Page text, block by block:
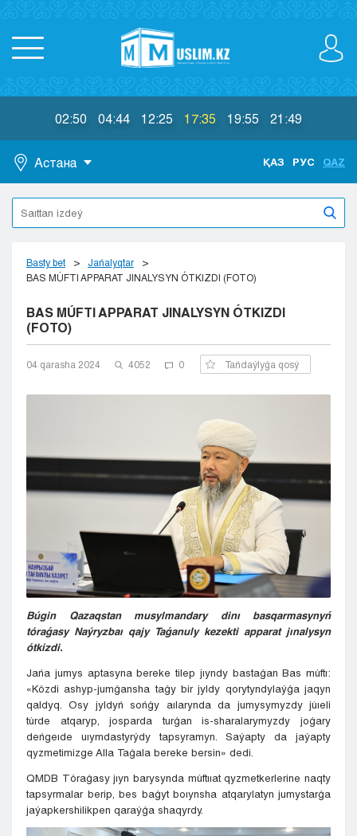
02:50 04:44 12:25 17:35 19:55 21:49
Астана
Astana
Almaty
Aktobe
Atyraý
Karaganda
Kokshetaý
Kyzylorda
Týrkestan
Shymkent
ҚАЗ РУС QAZ
Basty bet
Jańalyqtar
BAS MÚFTI APPARAT JINALYSYN ÓTKIZDI (FOTO)
BAS MÚFTI APPARAT JINALYSYN ÓTKIZDI
(FOTO)
04 qarasha 2024 4052 0 Tańdaýlyǵa qosý
Búgin Qazaqstan musylmandary dinı basqarmasynyń
tóraǵasy Naýryzbaı qajy Taǵanuly kezekti apparat jınalysyn
ótkizdi.
Jańa jumys aptasyna bereke tilep jıyndy bastaǵan Bas múftı:
«Kózdi ashyp-jumǵansha taǵy bir jyldy qorytyndylaýǵa jaqyn
qaldyq. Osy jyldyń sońǵy aılarynda da jumysymyzdy júıeli
túrde atqaryp, josparda turǵan is-sharalarymyzdy joǵary
deńgeıde uıymdastyrýdy tapsyramyn. Saýapty da jaýapty
qyzmetimizge Alla Taǵala bereke bersin» dedi.
QMDB Tóraǵasy jıyn barysynda múftııat qyzmetkerlerine naqty
tapsyrmalar berip, bes baǵyt boıynsha atqarylatyn jumystarǵa
jaýapkershilikpen qaraýǵa shaqyrdy.